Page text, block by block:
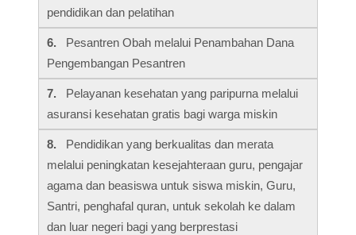
pendidikan dan pelatihan
6. Pesantren Obah melalui Penambahan Dana
Pengembangan Pesantren
7. Pelayanan kesehatan yang paripurna melalui
asuransi kesehatan gratis bagi warga miskin
8. Pendidikan yang berkualitas dan merata
melalui peningkatan kesejahteraan guru, pengajar
agama dan beasiswa untuk siswa miskin, Guru,
Santri, penghafal quran, untuk sekolah ke dalam
dan luar negeri bagi yang berprestasi